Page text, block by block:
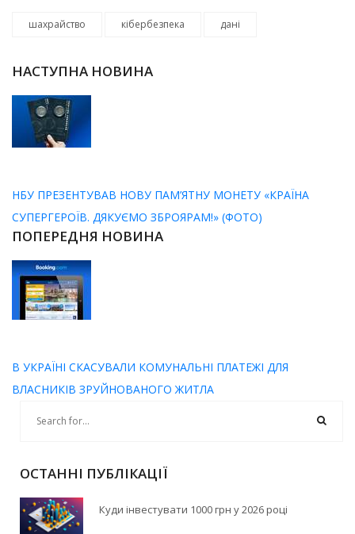
шахрайство кібербезпека дані
НАСТУПНА НОВИНА
НБУ ПРЕЗЕНТУВАВ НОВУ ПАМ’ЯТНУ МОНЕТУ «КРАЇНА
СУПЕРГЕРОЇВ. ДЯКУЄМО ЗБРОЯРАМ!» (ФОТО)
ПОПЕРЕДНЯ НОВИНА
В УКРАЇНІ СКАСУВАЛИ КОМУНАЛЬНІ ПЛАТЕЖІ ДЛЯ
ВЛАСНИКІВ ЗРУЙНОВАНОГО ЖИТЛА
ОСТАННІ ПУБЛІКАЦІЇ
Куди інвестувати 1000 грн у 2026 році